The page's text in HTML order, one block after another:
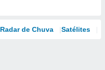
Radar de Chuva Satélites